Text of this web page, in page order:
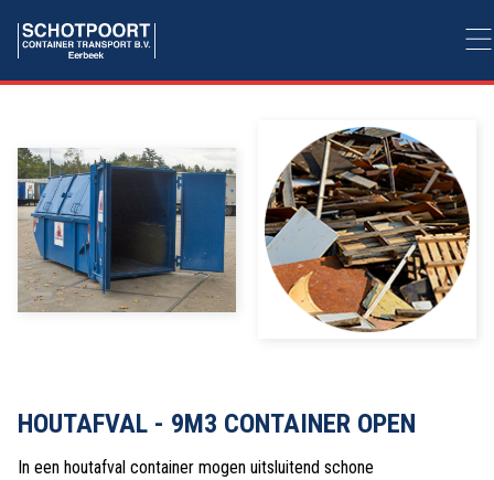
HOUTAFVAL - 9M3 CONTAINER OPEN
In een houtafval container mogen uitsluitend schone